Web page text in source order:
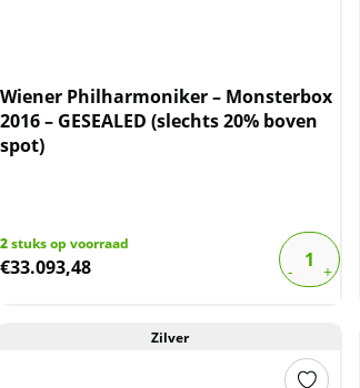
Wiener Philharmoniker – Monsterbox
2016 – GESEALED (slechts 20% boven
spot)
2stuks op voorraad
€33.093,48
Zilver